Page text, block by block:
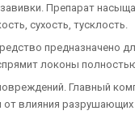
Препарат
сухость, тусклость.
предназначено
локоны
Главный
от влияния